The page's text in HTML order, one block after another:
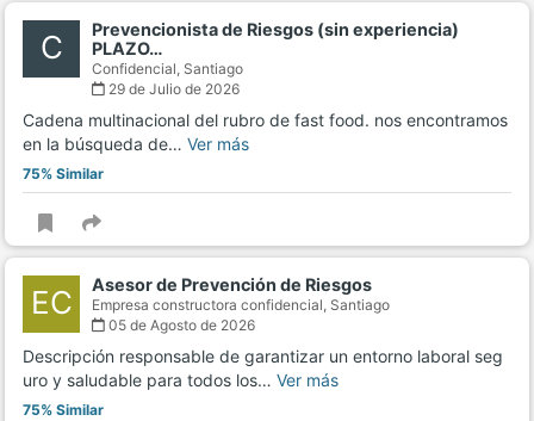
C
Prevencionista de Riesgos (sin experiencia)
PLAZO…
Confidencial, Santiago
29 de Julio de 2026
Cadena multinacional del rubro de fast food. nos encontramos
en la búsqueda de… Ver más
75% Similar
EC Asesor de Prevención de Riesgos
Empresa constructora confidencial, Santiago
05 de Agosto de 2026
Descripción responsable de garantizar un entorno laboral seg
uro y saludable para todos los… Ver más
75% Similar